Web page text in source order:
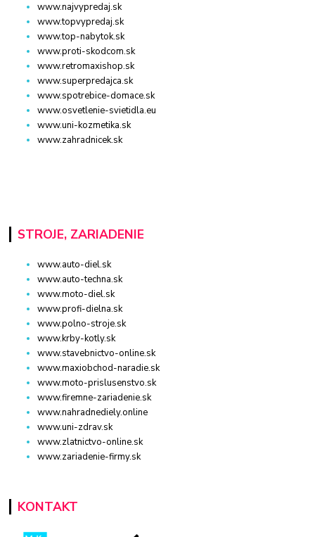
www.najvypredaj.sk
www.topvypredaj.sk
www.top-nabytok.sk
www.proti-skodcom.sk
www.retromaxishop.sk
www.superpredajca.sk
www.spotrebice-domace.sk
www.osvetlenie-svietidla.eu
www.uni-kozmetika.sk
www.zahradnicek.sk
STROJE, ZARIADENIE
www.auto-diel.sk
www.auto-techna.sk
www.moto-diel.sk
www.profi-dielna.sk
www.polno-stroje.sk
www.krby-kotly.sk
www.stavebnictvo-online.sk
www.maxiobchod-naradie.sk
www.moto-prislusenstvo.sk
www.firemne-zariadenie.sk
www.nahradnediely.online
www.uni-zdrav.sk
www.zlatnictvo-online.sk
www.zariadenie-firmy.sk
KONTAKT